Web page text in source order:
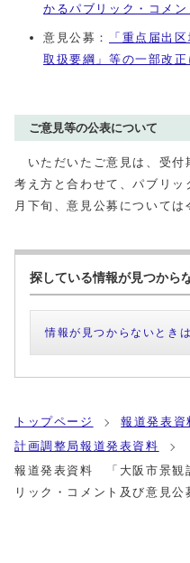
かるパブリック・コメ
意見公募：
「重点届出
取扱要綱」等の一部改
ご意見等の公表について
いただいたご意見は、受付
考え方と合わせて、パブリ
月下旬、意見公募については
探している情報が見つから
情報が見つからないときは
トップページ
報道発表資
計画調整局報道発表資料
報道発表資料 「大阪市景観
リック・コメント及び意見公